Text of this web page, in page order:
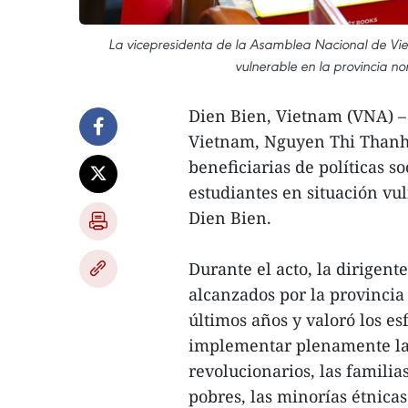
La vicepresidenta de la Asamblea Nacional de
vulnerable en la provincia
Dien Bien, Vietnam (VNA)
Vietnam, Nguyen Thi
beneficiarias de políticas
estudiantes en situación
Dien Bien.
Durante el acto, la
alcanzados por la
últimos años y valoró los
implementar plenamente
revolucionarios, las
pobres, las minorías